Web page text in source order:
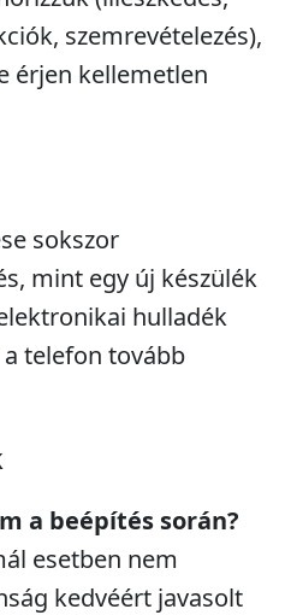
szemrevételezés),
érjen kellemetlen
sokszor
mint egy új készülék
hulladék
telefon tovább
a beépítés során?
esetben nem
kedvéért javasolt